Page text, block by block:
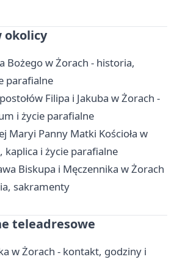
okolicy
Bożego w Żorach - historia,
parafialne
Filipa i Jakuba w Żorach -
i życie parafialne
Maryi Panny Matki Kościoła w
kaplica i życie parafialne
Biskupa i Męczennika w Żorach
sakramenty
teleadresowe
w Żorach - kontakt, godziny i